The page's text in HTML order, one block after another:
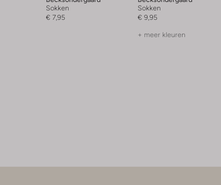
Sokken
€ 7,95
Sokken
€ 9,95
+ meer kleuren